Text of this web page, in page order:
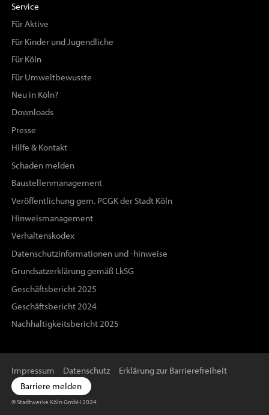
Service
Für Aktive
Für Kinder und Jugendliche
Für Köln
Für Umweltbewusste
Neu in Köln?
Downloads
Presse
Hilfe & Kontakt
Schaden melden
Baustellenmanagement
Veröffentlichung gem. PCGK der Stadt Köln
Hinweismanagement
Verhaltenskodex
Datenschutzinformationen und -hinweise
Grundsatzerklärung gemäß LkSG
Geschäftsbericht 2025
Geschäftsbericht 2024
Nachhaltigkeitsbericht 2025
© Stadtwerke Köln GmbH 2024
Impressum Datenschutz
Erklärung zur Barrierefreiheit
Barriere melden